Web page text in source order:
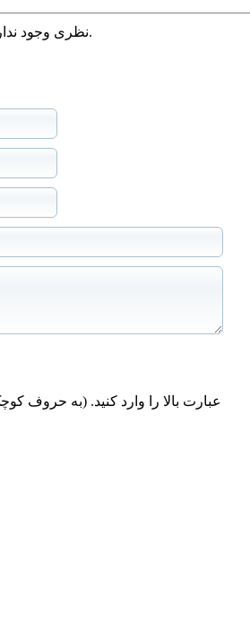
نظری وجود ندارد. اولین فردی باشید که نظر می‌دهد.
عبارت بالا را وارد کنید. (به